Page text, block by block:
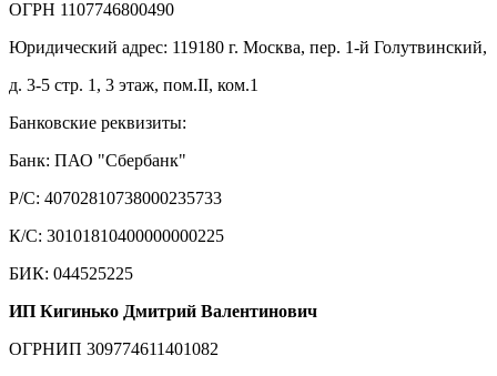
ОГРН 1107746800490
Юридический адрес: 119180 г. Москва, пер. 1-й Голутвинский,
д. 3-5 стр. 1, 3 этаж, пом.II, ком.1
Банковские реквизиты:
Банк: ПАО "Сбербанк"
Р/С: 40702810738000235733
К/С: 30101810400000000225
БИК: 044525225
ИП Кигинько Дмитрий Валентинович
ОГРНИП 309774611401082